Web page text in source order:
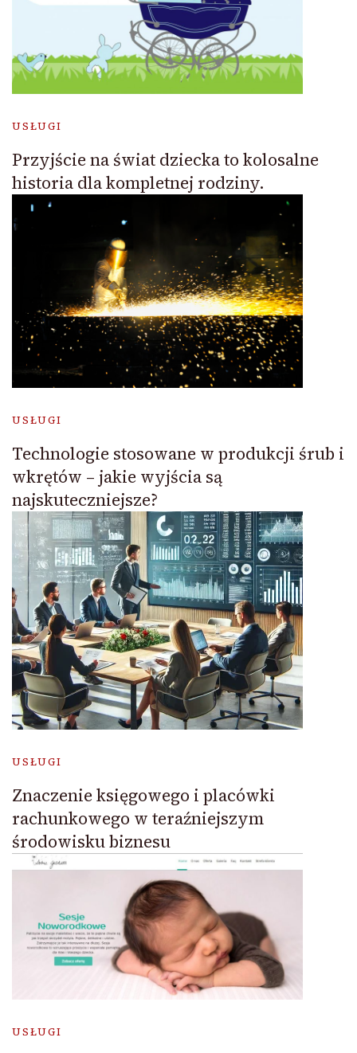
USŁUGI
Przyjście na świat dziecka to kolosalne
historia dla kompletnej rodziny.
USŁUGI
Technologie stosowane w produkcji śrub i
wkrętów – jakie wyjścia są
najskuteczniejsze?
USŁUGI
Znaczenie księgowego i placówki
rachunkowego w teraźniejszym
środowisku biznesu
USŁUGI